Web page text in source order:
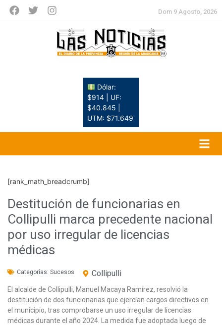
Dom 9 Agosto, 2026
Dólar:
$914 | UF:
$40.845 |
UTM: $71.649
[rank_math_breadcrumb]
Destitución de funcionarias en
Collipulli marca precedente nacional
por uso irregular de licencias
médicas
Categorías: Sucesos Collipulli
El alcalde de Collipulli, Manuel Macaya Ramírez, resolvió la
destitución de dos funcionarias que ejercían cargos directivos en
el municipio, tras comprobarse un uso irregular de licencias
médicas durante el año 2024. La medida fue adoptada luego de